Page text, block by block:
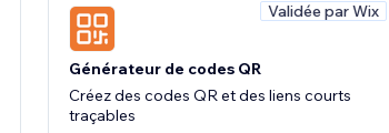
Validée par Wix
Générateur de codes QR
Créez des codes QR et des liens courts
traçables